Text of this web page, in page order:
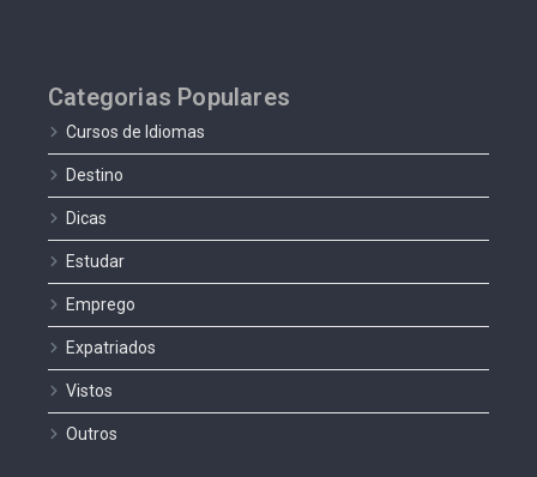
Categorias Populares
Cursos de Idiomas
Destino
Dicas
Estudar
Emprego
Expatriados
Vistos
Outros